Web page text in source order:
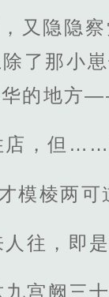
又隐隐
了那小
的地方
店，但
模棱两可
往，即
宫阙三